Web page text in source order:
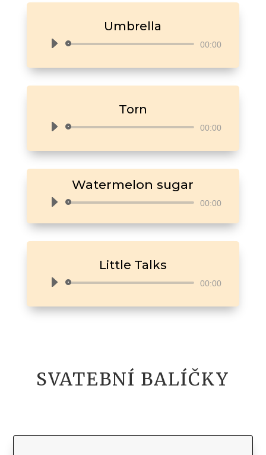
Umbrella
Audio
00:00
Torn
Audio
00:00
Watermelon sugar
Audio
00:00
Little Talks
Audio
00:00
SVATEBNÍ BALÍČKY